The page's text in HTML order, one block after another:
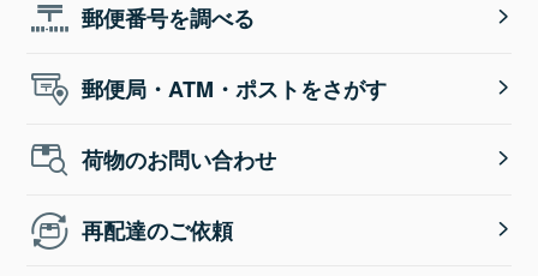
郵便番号を調べる
郵便局・ATM・ポストをさがす
荷物のお問い合わせ
再配達のご依頼